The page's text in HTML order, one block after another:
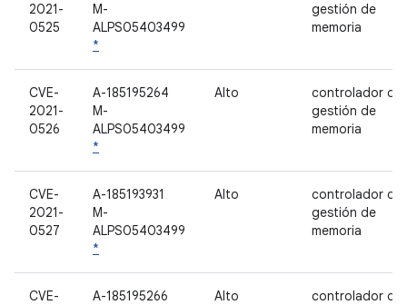
2021-
0525
M-
ALPS05403499
*
gestión de
memoria
CVE-
2021-
0526
A-185195264
M-
ALPS05403499
*
Alto
controlador de
gestión de
memoria
CVE-
2021-
0527
A-185193931
M-
ALPS05403499
*
Alto
controlador de
gestión de
memoria
CVE-
A-185195266
Alto
controlador de